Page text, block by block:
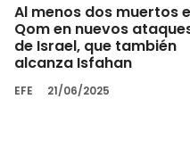
Al menos dos muertos
Qom en nuevos
de Israel, que también
alcanza Isfahan
EFE 21/06/2025